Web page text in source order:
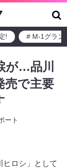
! # M-1グラン
が…品川
売で主要
ート
ヒロシ」として